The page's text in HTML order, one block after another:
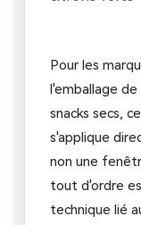
Pour les
l'emballage
snacks secs,
s'applique
non une
tout d'ordre
technique lié